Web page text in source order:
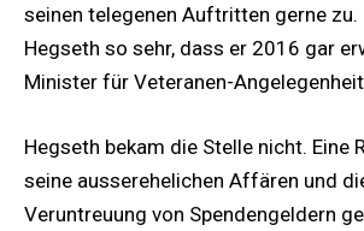
seinen telegenen Auftritten gerne zu.
Hegseth so sehr, dass er 2016 gar
Minister für Veteranen-
Hegseth bekam die Stelle nicht. Eine
seine ausserehelichen Affären und
Veruntreuung von Spendengeldern